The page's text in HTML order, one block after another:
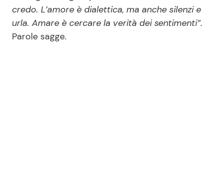
credo. L’amore è dialettica, ma anche silenzi e
urla. Amare è cercare la verità dei sentimenti”.
Parole sagge.